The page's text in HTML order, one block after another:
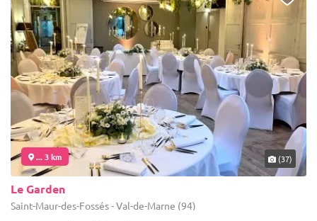
... 3 km (37)
Le Garden
Saint-Maur-des-Fossés - Val-de-Marne (94)